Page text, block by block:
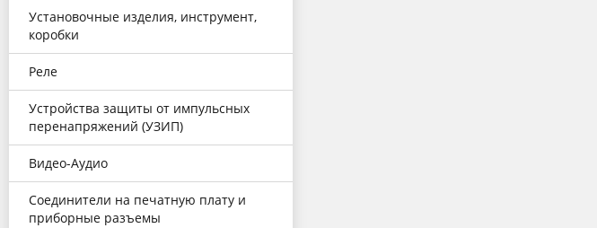
Установочные изделия, инструмент,
коробки
Реле
Устройства защиты от импульсных
перенапряжений (УЗИП)
Видео-Аудио
Соединители на печатную плату и
приборные разъемы